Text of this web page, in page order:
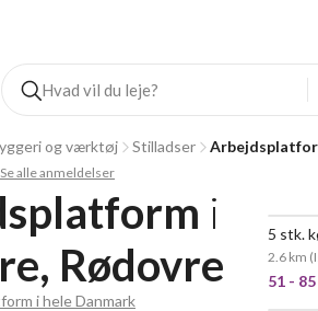
og værktøj Stilladser
Se alle anmeldelser
i
Rødovre
i hele Danmark
5 stk.
2.6 km (
51 -